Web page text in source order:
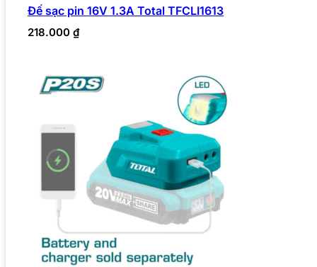
Đế sạc pin 16V 1.3A Total TFCLI1613
218.000 ₫